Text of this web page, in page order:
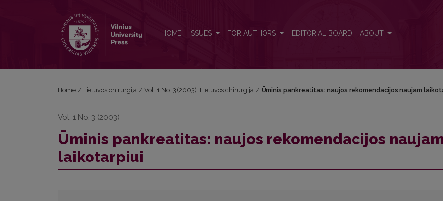
HOME ISSUES FOR AUTHORS EDITORIAL BOARD ABOUT
Home / Lietuvos chirurgija / Vol. 1 No. 3 (2003): Lietuvos chirurgija / Ūminis pankreatitas: naujos rekomendacijos naujam
Vol. 1 No. 3 (2003)
Ūminis pankreatitas: naujos rekomendacijos
laikotarpiui